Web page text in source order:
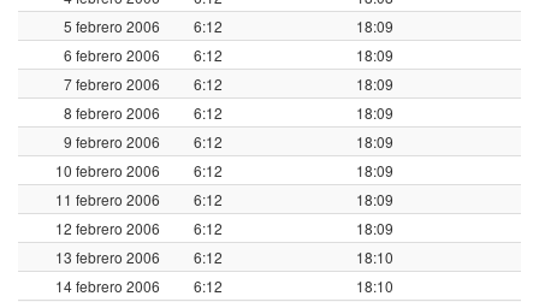
5 febrero 2006
6:12
18:09
6 febrero 2006
6:12
18:09
7 febrero 2006
6:12
18:09
8 febrero 2006
6:12
18:09
9 febrero 2006
6:12
18:09
10 febrero 2006
6:12
18:09
11 febrero 2006
6:12
18:09
12 febrero 2006
6:12
18:09
13 febrero 2006
6:12
18:10
14 febrero 2006
6:12
18:10